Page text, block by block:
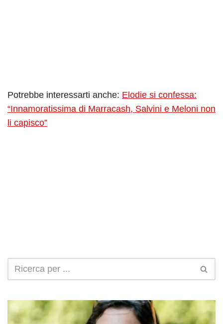
Potrebbe interessarti anche: Elodie si confessa:
“Innamoratissima di Marracash, Salvini e Meloni non
li capisco”